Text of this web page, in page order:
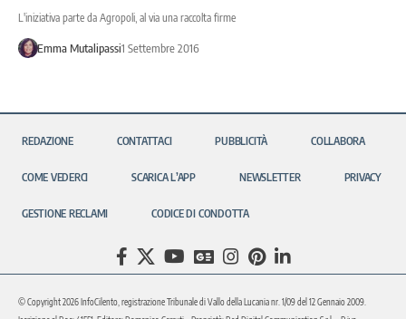
L'iniziativa parte da Agropoli, al via una raccolta firme
Emma Mutalipassi1 Settembre 2016
REDAZIONE CONTATTACI PUBBLICITÀ COLLABORA
COME VEDERCI SCARICA L’APP NEWSLETTER PRIVACY
GESTIONE RECLAMI CODICE DI CONDOTTA
© Copyright 2026 InfoCilento, registrazione Tribunale di Vallo della Lucania nr. 1/09 del 12 Gennaio 2009.